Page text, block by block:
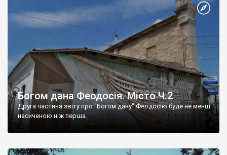
Богом дана Феодосія. Місто Ч.2
Друга частина звіту про "Богом дану" Феодосію буде не менш
насиченою ніж перша.